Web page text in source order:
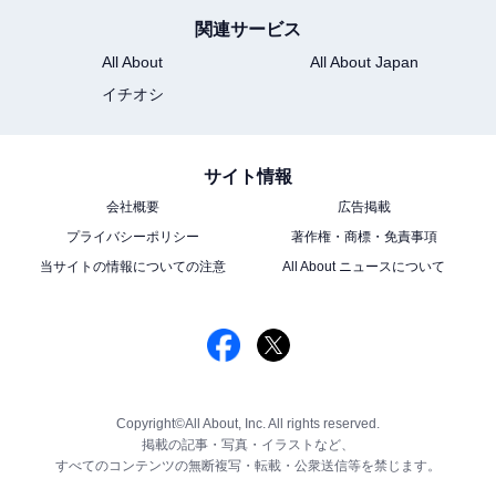
関連サービス
All About
All About Japan
イチオシ
サイト情報
会社概要
広告掲載
プライバシーポリシー
著作権・商標・免責事項
当サイトの情報についての注意
All About ニュースについて
Copyright©All About, Inc. All rights reserved.
掲載の記事・写真・イラストなど、
すべてのコンテンツの無断複写・転載・公衆送信等を禁じます。